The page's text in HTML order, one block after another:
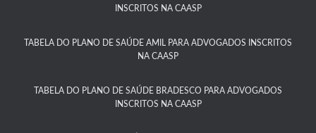
INSCRITOS NA CAASP​
TABELA DO PLANO DE SAÚDE AMIL PARA ADVOGADOS INSCRITOS
NA CAASP​
TABELA DO PLANO DE SAÚDE BRADESCO PARA ADVOGADOS
INSCRITOS NA CAASP​